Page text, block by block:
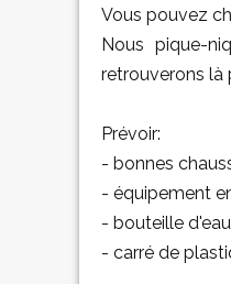
Vous pouvez
Nous pique-
retrouverons là
Prévoir:
- bonnes
- équipement
- bouteille
- carré de